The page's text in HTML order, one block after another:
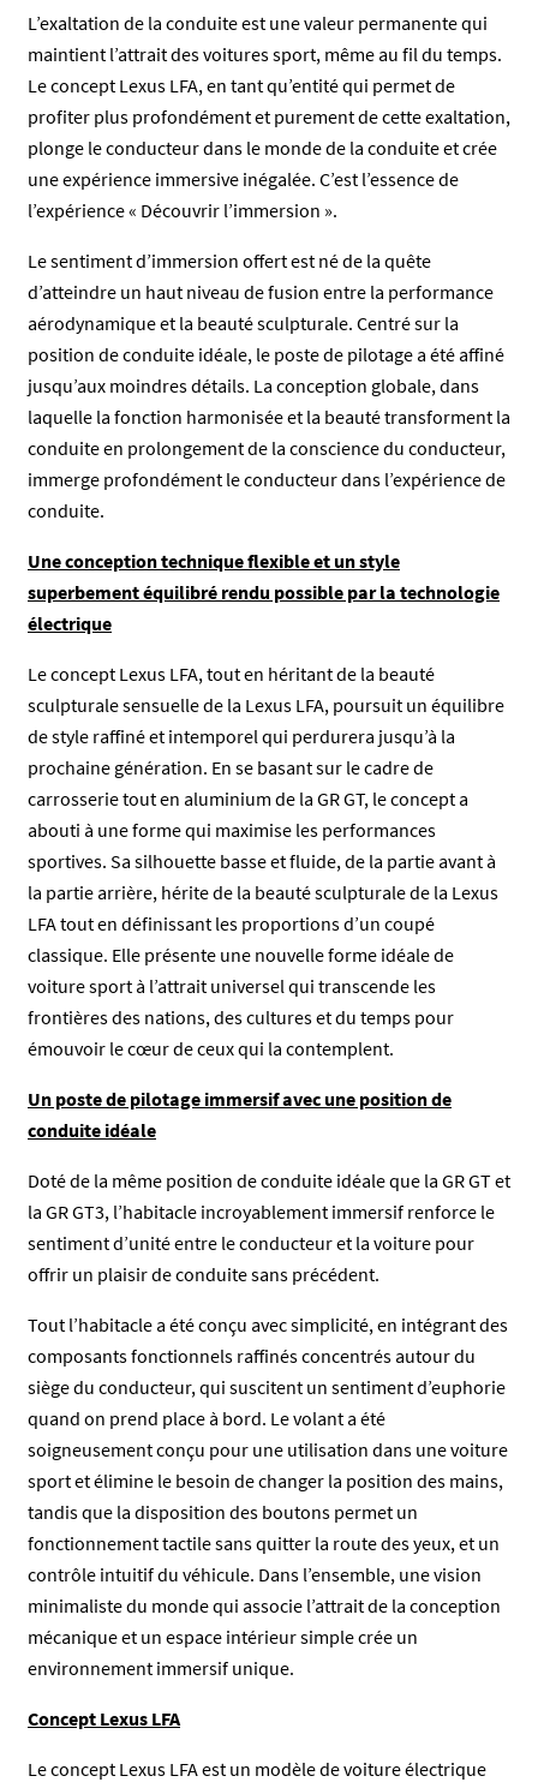
L’exaltation de la conduite est une valeur permanente qui
maintient l’attrait des voitures sport, même au fil du temps.
Le concept Lexus LFA, en tant qu’entité qui permet de
profiter plus profondément et purement de cette exaltation,
plonge le conducteur dans le monde de la conduite et crée
une expérience immersive inégalée. C’est l’essence de
l’expérience « Découvrir l’immersion ».
Le sentiment d’immersion offert est né de la quête
d’atteindre un haut niveau de fusion entre la performance
aérodynamique et la beauté sculpturale. Centré sur la
position de conduite idéale, le poste de pilotage a été affiné
jusqu’aux moindres détails. La conception globale, dans
laquelle la fonction harmonisée et la beauté transforment la
conduite en prolongement de la conscience du conducteur,
immerge profondément le conducteur dans l’expérience de
conduite.
Une conception technique flexible et un style
superbement équilibré rendu possible par la technologie
électrique
Le concept Lexus LFA, tout en héritant de la beauté
sculpturale sensuelle de la Lexus LFA, poursuit un équilibre
de style raffiné et intemporel qui perdurera jusqu’à la
prochaine génération. En se basant sur le cadre de
carrosserie tout en aluminium de la GR GT, le concept a
abouti à une forme qui maximise les performances
sportives. Sa silhouette basse et fluide, de la partie avant à
la partie arrière, hérite de la beauté sculpturale de la Lexus
LFA tout en définissant les proportions d’un coupé
classique. Elle présente une nouvelle forme idéale de
voiture sport à l’attrait universel qui transcende les
frontières des nations, des cultures et du temps pour
émouvoir le cœur de ceux qui la contemplent.
Un poste de pilotage immersif avec une position de
conduite idéale
Doté de la même position de conduite idéale que la GR GT et
la GR GT3, l’habitacle incroyablement immersif renforce le
sentiment d’unité entre le conducteur et la voiture pour
offrir un plaisir de conduite sans précédent.
Tout l’habitacle a été conçu avec simplicité, en intégrant des
composants fonctionnels raffinés concentrés autour du
siège du conducteur, qui suscitent un sentiment d’euphorie
quand on prend place à bord. Le volant a été
soigneusement conçu pour une utilisation dans une voiture
sport et élimine le besoin de changer la position des mains,
tandis que la disposition des boutons permet un
fonctionnement tactile sans quitter la route des yeux, et un
contrôle intuitif du véhicule. Dans l’ensemble, une vision
minimaliste du monde qui associe l’attrait de la conception
mécanique et un espace intérieur simple crée un
environnement immersif unique.
Concept Lexus LFA
Le concept Lexus LFA est un modèle de voiture électrique